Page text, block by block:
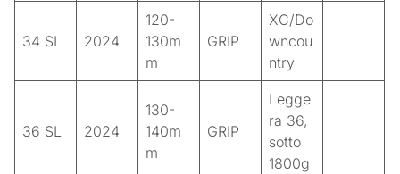
34 SL 2024
120-
130m
m
GRIP
XC/Do
wncou
ntry
36 SL 2024
130-
140m
m
GRIP
Legge
ra 36,
sotto
1800g